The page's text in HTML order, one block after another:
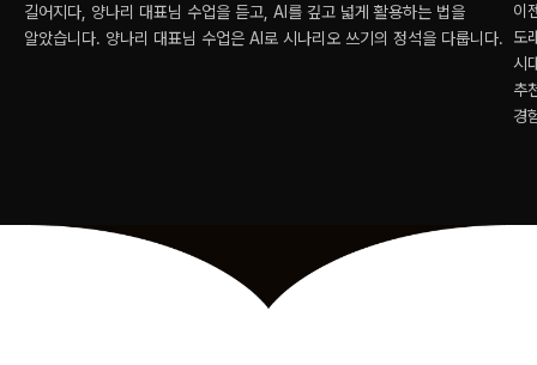
길어지다, 양나리 대표님 수업을 듣고, AI를 깊고 넓게 활용하는 법을
알았습니다. 양나리 대표님 수업은 AI로 시나리오 쓰기의 정석을 다룹니다.
이
도
시
추
경